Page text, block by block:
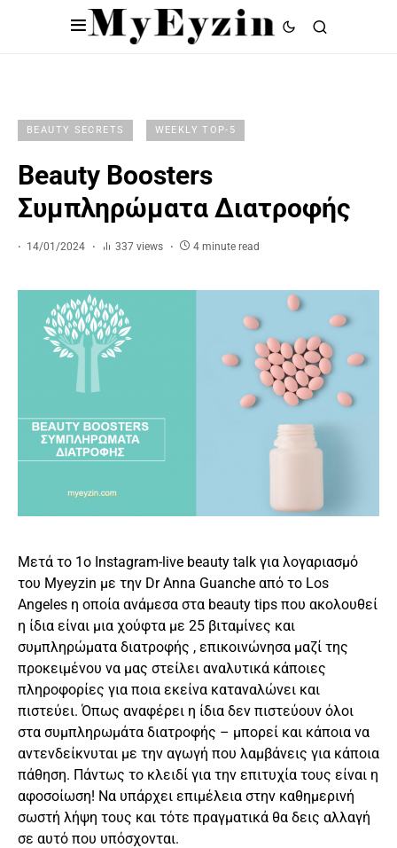
BEAUTY SECRETS WEEKLY TOP-5
Beauty Boosters
Συμπληρώματα Διατροφής
14/01/2024 337 views 4 minute read
Μετά το 1ο Instagram-live beauty talk για λογαριασμό
του Myeyzin με την Dr Anna Guanche από το Los
Angeles η οποία ανάμεσα στα beauty tips που ακολουθεί
η ίδια είναι μια χούφτα με 25 βιταμίνες και
συμπληρώματα διατροφής , επικοινώνησα μαζί της
προκειμένου να μας στείλει αναλυτικά κάποιες
πληροφορίες για ποια εκείνα καταναλώνει και
πιστεύει. Όπως αναφέρει η ίδια δεν πιστεύουν όλοι
στα συμπληρωμάτα διατροφής – μπορεί και κάποια να
αντενδείκνυται με την αγωγή που λαμβάνεις για κάποια
πάθηση. Πάντως το κλειδί για την επιτυχία τους είναι η
αφοσοίωση! Να υπάρχει επιμέλεια στην καθημερινή
σωστή λήψη τους και τότε πραγματικά θα δεις αλλαγή
σε αυτό που υπόσχονται.